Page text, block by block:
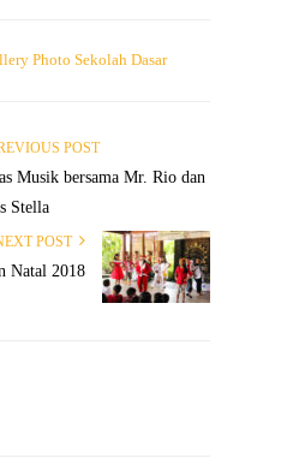
Photo Sekolah Dasar
POST
Musik bersama Mr. Rio dan
Stella
POST
Natal 2018